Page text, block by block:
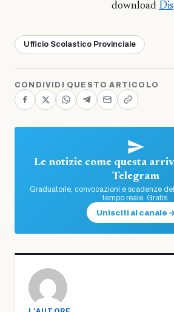
download
Ufficio Scolastico Provinciale
CONDIVIDI QUESTO ARTICOLO
Le notizie come questa
Telegram
Graduatorie, convocazioni e scadenze
tempo reale. Gratis.
Unisciti al canale